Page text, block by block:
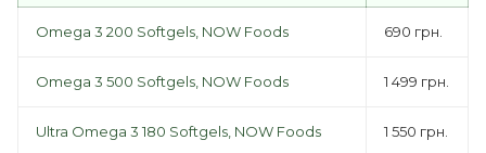
Omega 3 200 Softgels, NOW Foods 690 грн.
Omega 3 500 Softgels, NOW Foods 1 499 грн.
Ultra Omega 3 180 Softgels, NOW Foods 1 550 грн.